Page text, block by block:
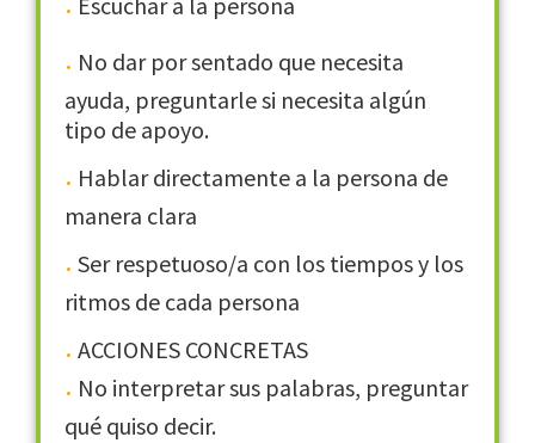
No dar por sentado que necesita
ayuda, preguntarle si necesita algún
tipo de apoyo.
Hablar directamente a la persona de
manera clara
Ser respetuoso/a con los tiempos y los
ritmos de cada persona
ACCIONES CONCRETAS
No interpretar sus palabras, preguntar
qué quiso decir.